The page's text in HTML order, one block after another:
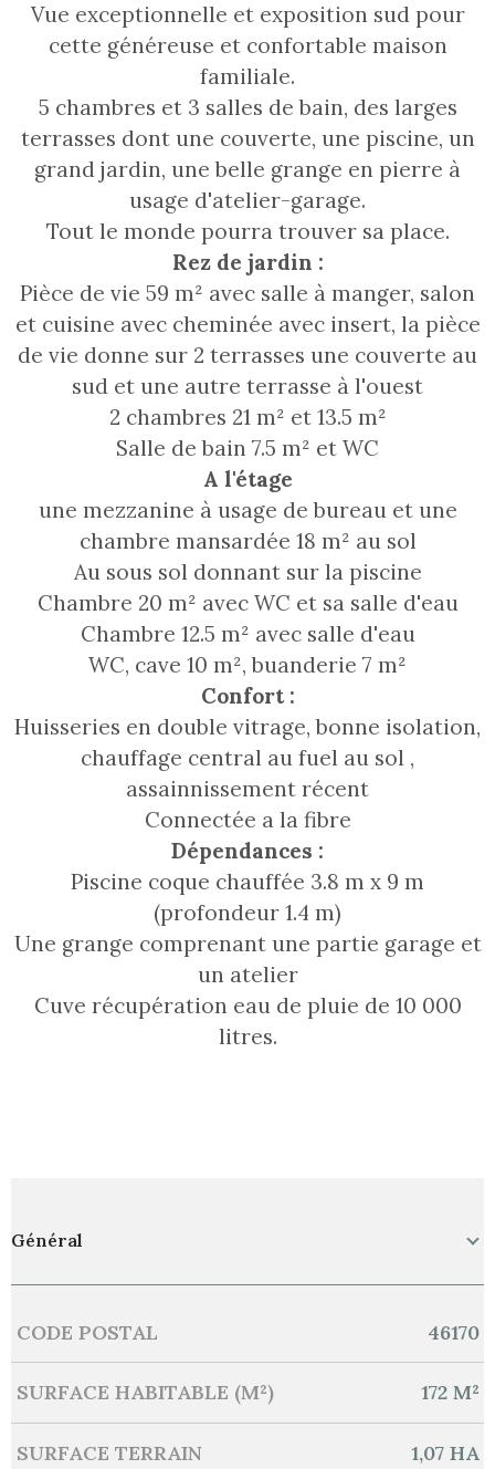
Vue exceptionnelle et exposition sud pour
cette généreuse et confortable maison
familiale.
5 chambres et 3 salles de bain, des larges
terrasses dont une couverte, une piscine, un
grand jardin, une belle grange en pierre à
usage d'atelier-garage.
Tout le monde pourra trouver sa place.
Rez de jardin :
Pièce de vie 59 m² avec salle à manger, salon
et cuisine avec cheminée avec insert, la pièce
de vie donne sur 2 terrasses une couverte au
sud et une autre terrasse à l'ouest
2 chambres 21 m² et 13.5 m²
Salle de bain 7.5 m² et WC
A l'étage
une mezzanine à usage de bureau et une
chambre mansardée 18 m² au sol
Au sous sol donnant sur la piscine
Chambre 20 m² avec WC et sa salle d'eau
Chambre 12.5 m² avec salle d'eau
WC, cave 10 m², buanderie 7 m²
Confort :
Huisseries en double vitrage, bonne isolation,
chauffage central au fuel au sol ,
assainnissement récent
Connectée a la fibre
Dépendances :
Piscine coque chauffée 3.8 m x 9 m
(profondeur 1.4 m)
Une grange comprenant une partie garage et
un atelier
Cuve récupération eau de pluie de 10 000
litres.
Général
Caractérisque Valeurs
CODE POSTAL 46170
SURFACE HABITABLE (M²) 172 M²
SURFACE TERRAIN 1,07 HA